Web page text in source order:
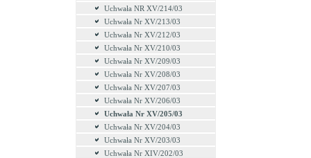
Uchwała NR XV/214/03
Uchwała Nr XV/213/03
Uchwała Nr XV/212/03
Uchwała Nr XV/210/03
Uchwała Nr XV/209/03
Uchwała Nr XV/208/03
Uchwała Nr XV/207/03
Uchwała Nr XV/206/03
Uchwała Nr XV/205/03
Uchwała Nr XV/204/03
Uchwała Nr XV/203/03
Uchwała Nr XIV/202/03